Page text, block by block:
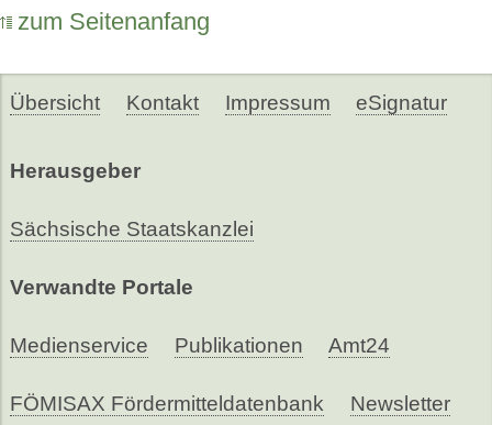
zum Seitenanfang
Übersicht Kontakt Impressum eSignatur
Herausgeber
Sächsische Staatskanzlei
Verwandte Portale
Medienservice Publikationen Amt24
FÖMISAX Fördermitteldatenbank Newsletter